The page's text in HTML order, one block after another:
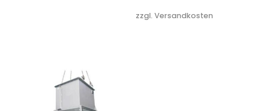
zzgl. Versandkosten